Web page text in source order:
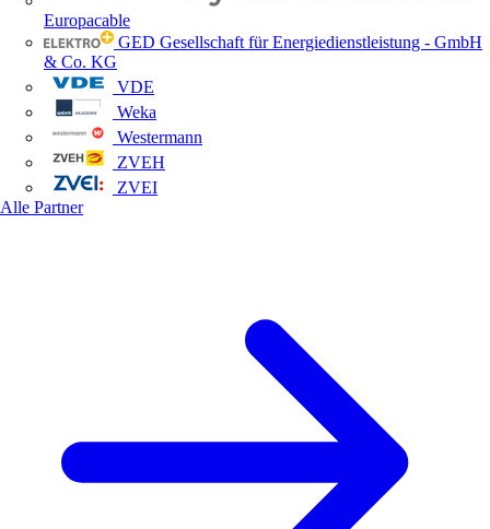
Europacable
GED Gesellschaft für Energiedienstleistung - GmbH
& Co. KG
VDE
Weka
Westermann
ZVEH
ZVEI
Alle Partner